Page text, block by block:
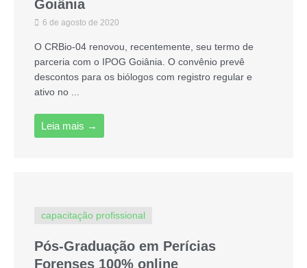
Goiânia
6 de agosto de 2020
O CRBio-04 renovou, recentemente, seu termo de
parceria com o IPOG Goiânia. O convênio prevê
descontos para os biólogos com registro regular e
ativo no ...
Leia mais →
capacitação profissional
Pós-Graduação em Perícias
Forenses 100% online